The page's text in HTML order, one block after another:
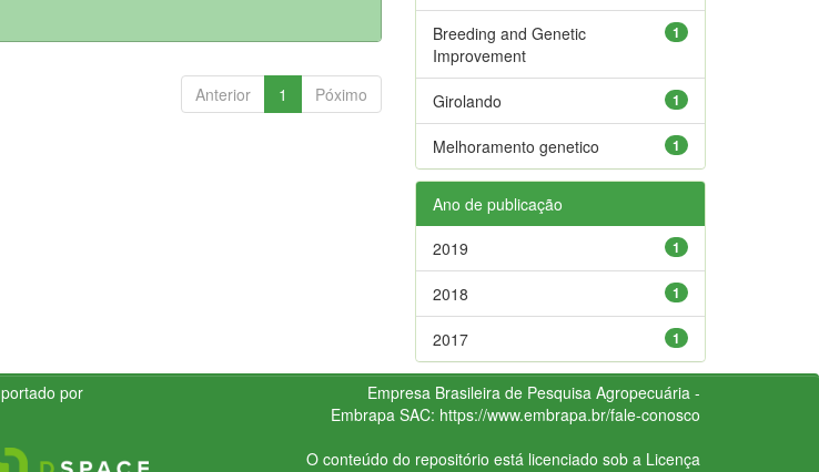
Anterior 1 Póximo
1
Breeding and Genetic
Improvement
1
Girolando
1
Melhoramento genetico
Ano de publicação
1
2019
1
2018
1
2017
por
Empresa Brasileira de Pesquisa Agropecuária -
Embrapa SAC: https://www.embrapa.br/fale-conosco
O conteúdo do repositório está licenciado sob a Licença